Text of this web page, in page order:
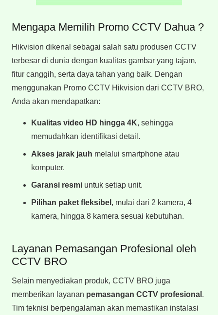
Mengapa Memilih Promo CCTV Dahua ?
Hikvision dikenal sebagai salah satu produsen CCTV
terbesar di dunia dengan kualitas gambar yang tajam,
fitur canggih, serta daya tahan yang baik. Dengan
menggunakan Promo CCTV Hikvision dari CCTV BRO,
Anda akan mendapatkan:
Kualitas video HD hingga 4K, sehingga
memudahkan identifikasi detail.
Akses jarak jauh melalui smartphone atau
komputer.
Garansi resmi untuk setiap unit.
Pilihan paket fleksibel , mulai dari 2 kamera, 4
kamera, hingga 8 kamera sesuai kebutuhan.
Layanan Pemasangan Profesional oleh
CCTV BRO
Selain menyediakan produk, CCTV BRO juga
memberikan layanan pemasangan CCTV profesional .
Tim teknisi berpengalaman akan memastikan instalasi